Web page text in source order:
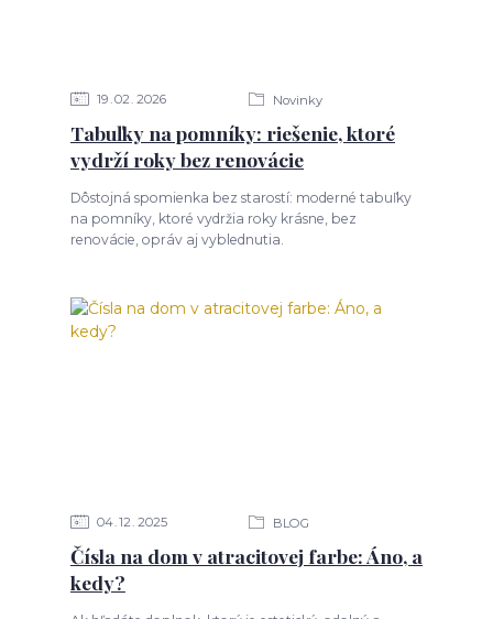
19 02 2026 Novinky
Tabuľky na pomníky: riešenie, ktoré
vydrží roky bez renovácie
Dôstojná spomienka bez starostí: moderné tabuľky
na pomníky, ktoré vydržia roky krásne, bez
renovácie, opráv aj vyblednutia.
04 12 2025 BLOG
Čísla na dom v atracitovej farbe: Áno, a
kedy?